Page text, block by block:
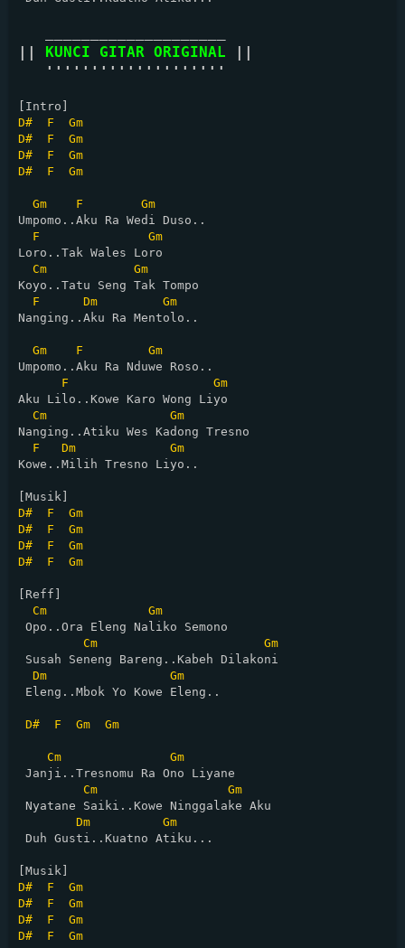
|| KUNCI GITAR ORIGINAL ||
   ''''''''''''''''''''
D#
F
Gm
D#
F
Gm
D#
F
Gm
D#
F Gm
Gm F
Gm
Umpomo..Aku Ra Wedi Duso..
F
Gm
Loro..Tak Wales Loro
Cm
Gm
Koyo..Tatu Seng Tak Tompo
F
Dm
Gm
Nanging..Aku Ra Mentolo..
Gm F
Gm
Umpomo..Aku Ra Nduwe Roso..
F
Gm
Aku Lilo..Kowe Karo Wong Liyo
Cm
Gm
Nanging..Atiku Wes Kadong Tresno
F
Dm
Gm
Kowe..Milih Tresno Liyo..
D#
F
Gm
D#
F
Gm
D#
F
Gm
D#
F Gm
[Reff]
Cm
Gm
Opo..Ora Eleng Naliko Semono
Cm
Gm
Susah Seneng Bareng..Kabeh Dilakoni
Dm
Gm
Eleng..Mbok Yo Kowe Eleng..
D# F Gm Gm
Cm
Gm
Janji..Tresnomu Ra Ono Liyane
Cm
Gm
Nyatane Saiki..Kowe Ninggalake Aku
Dm
Gm
Duh Gusti..Kuatno Atiku...
D#
F
Gm
D#
F
Gm
D#
F
Gm
D#
F Gm